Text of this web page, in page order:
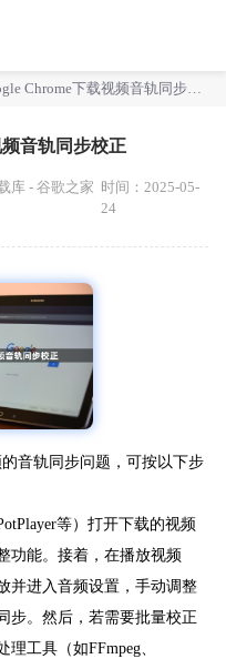
音轨同步校正
库 - 谷歌之家 时间：2025-05-
24
音轨同步问题，可按以下步
等）打开下载的视频
功能。接着，在播放视频
并进入音频设置，手动调整
步。然后，若需要批量校正
工具（如FFmpeg、